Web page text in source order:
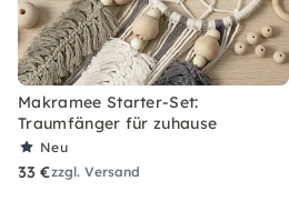
Makramee Starter-Set:
Traumfänger für zuhause
Neu
33 €zzgl. Versand